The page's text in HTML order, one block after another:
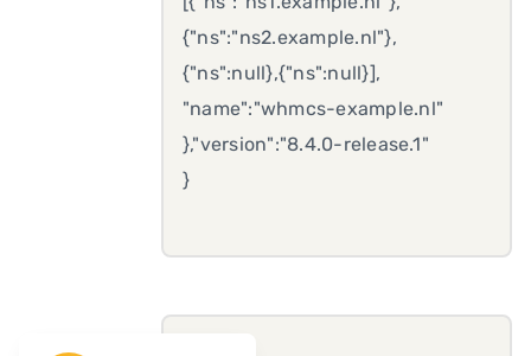
{"ns":"ns2.example.nl"},
{"ns":null},{"ns":null}],
"name":"whmcs-example.nl"
},"version":"8.4.0-release.1"
}